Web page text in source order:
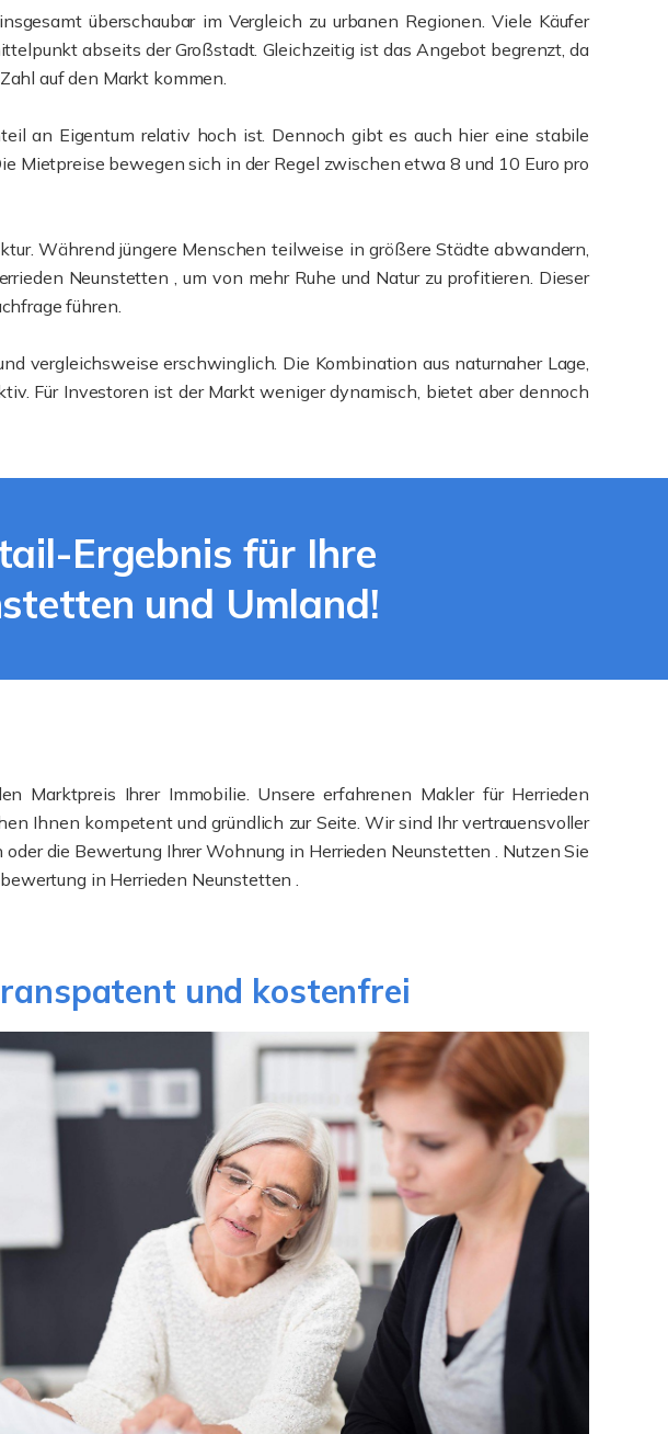
überschaubar im Vergleich zu urbanen Regionen. Viele Käufer
abseits der Großstadt. Gleichzeitig ist das Angebot begrenzt, da
auf den Markt kommen.
an Eigentum relativ hoch ist. Dennoch gibt es auch hier eine stabile
Mietpreise bewegen sich in der Regel zwischen etwa 8 und 10 Euro pro
Während jüngere Menschen teilweise in größere Städte abwandern,
Neunstetten , um von mehr Ruhe und Natur zu profitieren. Dieser
führen.
vergleichsweise erschwinglich. Die Kombination aus naturnaher Lage,
Für Investoren ist der Markt weniger dynamisch, bietet aber dennoch
Ergebnis für Ihre
und Umland!
Marktpreis Ihrer Immobilie. Unsere erfahrenen Makler für Herrieden
Ihnen kompetent und gründlich zur Seite. Wir sind Ihr vertrauensvoller
die Bewertung Ihrer Wohnung in Herrieden Neunstetten . Nutzen Sie
in Herrieden Neunstetten .
und kostenfrei